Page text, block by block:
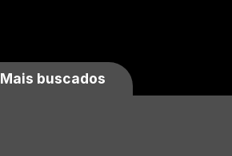
Mais buscados